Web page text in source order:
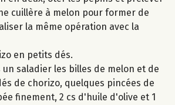
cuillère à melon pour former de
la même opération avec la
en petits dés.
saladier les billes de melon et de
de chorizo, quelques pincées de
finement, 2 cs d'huile d'olive et 1